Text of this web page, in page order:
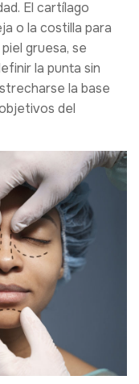
El cartílago
o la costilla para
gruesa, se
la punta sin
la base
del